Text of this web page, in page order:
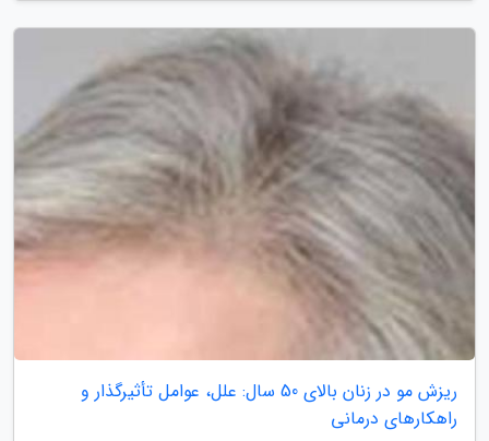
ریزش مو در زنان بالای 50 سال: علل، عوامل تأثیرگذار و
راهکارهای درمانی